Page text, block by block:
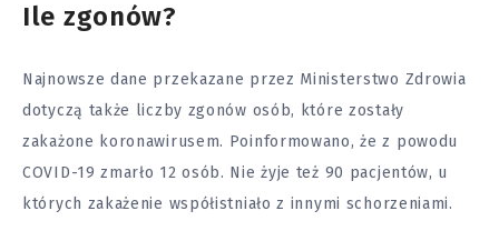
Ile zgonów?
Najnowsze dane przekazane przez Ministerstwo Zdrowia
dotyczą także liczby zgonów osób, które zostały
zakażone koronawirusem. Poinformowano, że z powodu
COVID-19 zmarło 12 osób. Nie żyje też 90 pacjentów, u
których zakażenie współistniało z innymi schorzeniami.